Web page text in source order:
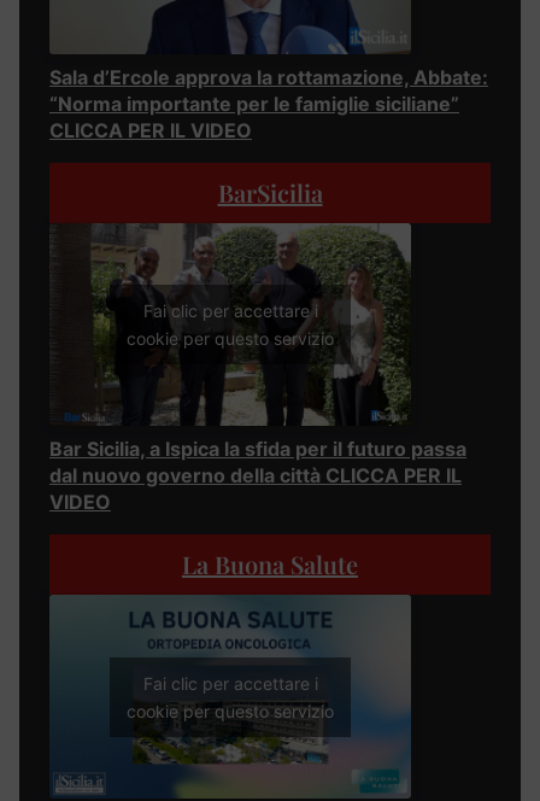
Sala d’Ercole approva la rottamazione, Abbate:
“Norma importante per le famiglie siciliane”
CLICCA PER IL VIDEO
BarSicilia
Fai clic per accettare i
cookie per questo servizio
Bar Sicilia, a Ispica la sfida per il futuro passa
dal nuovo governo della città CLICCA PER IL
VIDEO
La Buona Salute
Fai clic per accettare i
cookie per questo servizio